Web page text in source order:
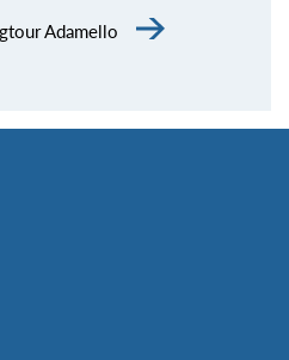
Adamello